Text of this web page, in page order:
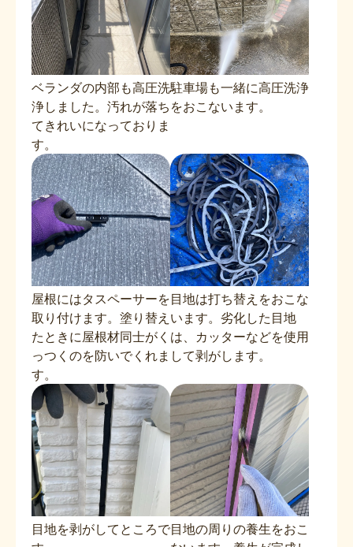
ベランダの内部も高圧洗
浄しました。汚れが落ち
てきれいになっておりま
す。
駐車場も一緒に高圧洗浄
をおこないます。
屋根にはタスペーサーを
取り付けます。塗り替え
たときに屋根材同士がく
っつくのを防いでくれま
す。
目地は打ち替えをおこな
います。劣化した目地
は、カッターなどを使用
して剥がします。
目地を剥がしてところで目地の周りの養生をおこ